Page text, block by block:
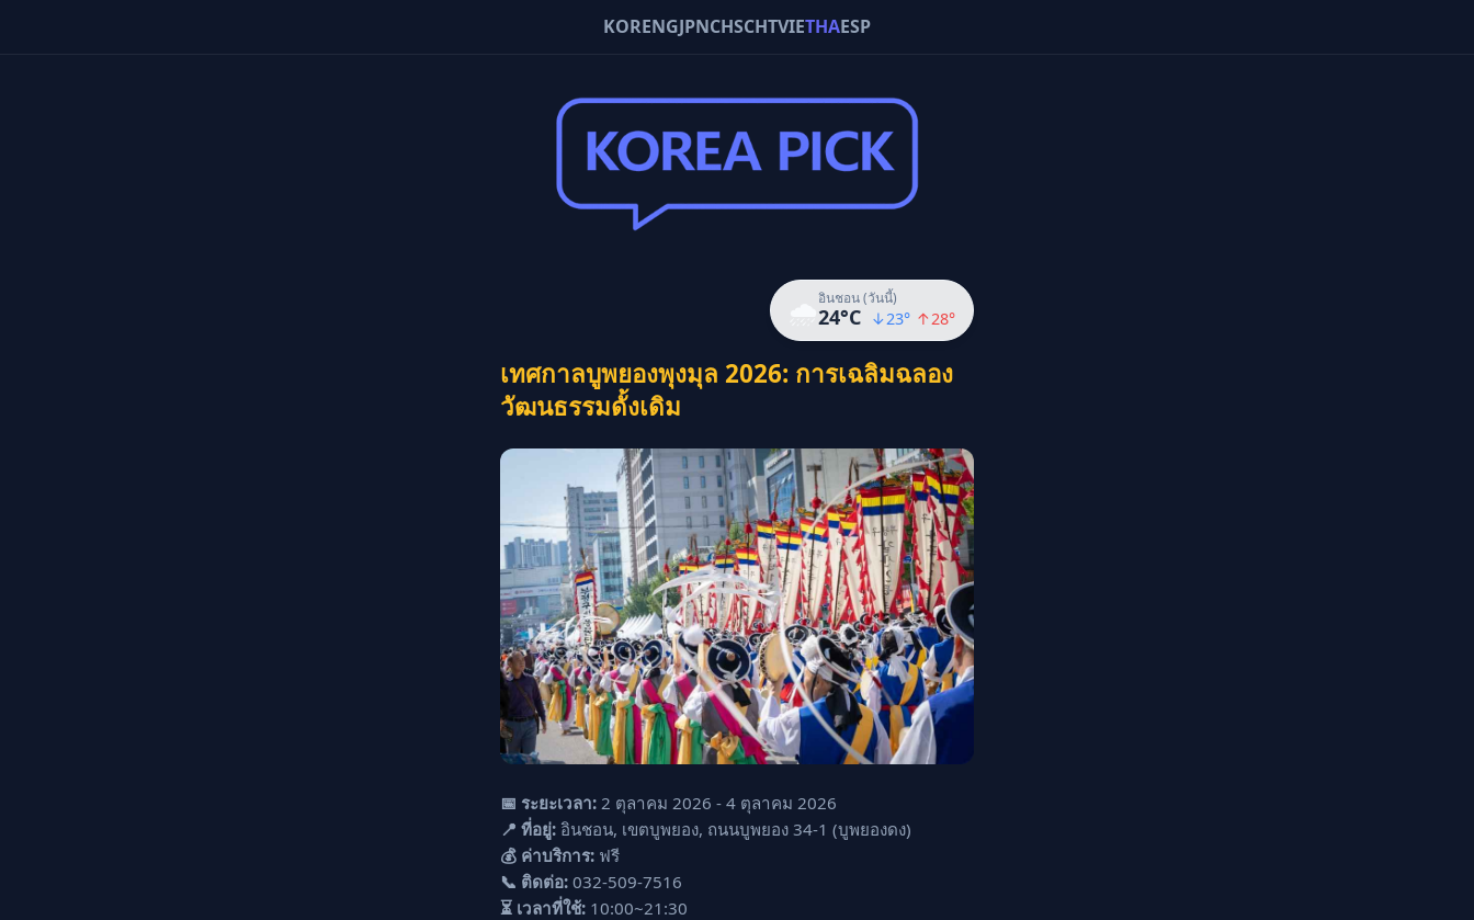
KORENGJPNCHSCHTVIETHAESP
อินชอน (วันนี้)
24°C ↓23° ↑28°
เทศกาลบูพยองพุงมุล 2026: การเฉลิมฉลอง
วัฒนธรรมดั้งเดิม
📅 ระยะเวลา: 2 ตุลาคม 2026 - 4 ตุลาคม 2026
📍 ที่อยู่: อินชอน, เขตบูพยอง, ถนนบูพยอง 34-1 (บูพยองดง)
💰 ค่าบริการ: ฟรี
📞 ติดต่อ: 032-509-7516
⏳ เวลาที่ใช้: 10:00~21:30